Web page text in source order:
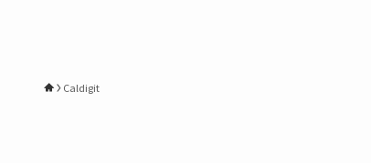
Caldigit